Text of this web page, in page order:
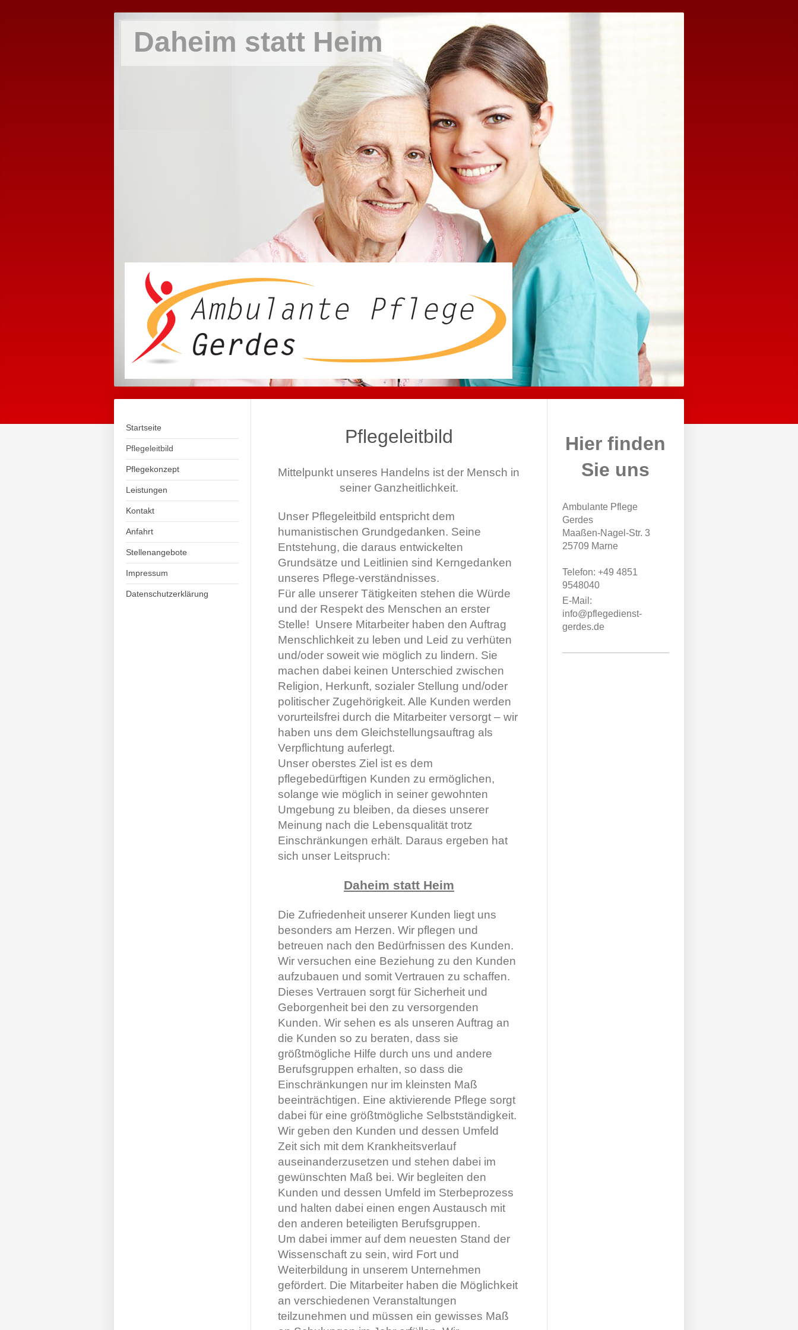
Daheim statt Heim
Startseite
Pflegeleitbild
Pflegekonzept
Leistungen
Kontakt
Anfahrt
Stellenangebote
Impressum
Datenschutzerklärung
Pflegeleitbild
Mittelpunkt unseres Handelns ist der Mensch in
seiner Ganzheitlichkeit.
Unser Pflegeleitbild entspricht dem
humanistischen Grundgedanken. Seine
Entstehung, die daraus entwickelten
Grundsätze und Leitlinien sind Kerngedanken
unseres Pflege-verständnisses.
Für alle unserer Tätigkeiten stehen die Würde
und der Respekt des Menschen an erster
Stelle! Unsere Mitarbeiter haben den Auftrag
Menschlichkeit zu leben und Leid zu verhüten
und/oder soweit wie möglich zu lindern. Sie
machen dabei keinen Unterschied zwischen
Religion, Herkunft, sozialer Stellung und/oder
politischer Zugehörigkeit. Alle Kunden werden
vorurteilsfrei durch die Mitarbeiter versorgt – wir
haben uns dem Gleichstellungsauftrag als
Verpflichtung auferlegt.
Unser oberstes Ziel ist es dem
pflegebedürftigen Kunden zu ermöglichen,
solange wie möglich in seiner gewohnten
Umgebung zu bleiben, da dieses unserer
Meinung nach die Lebensqualität trotz
Einschränkungen erhält. Daraus ergeben hat
sich unser Leitspruch:
Daheim statt Heim
Die Zufriedenheit unserer Kunden liegt uns
besonders am Herzen. Wir pflegen und
betreuen nach den Bedürfnissen des Kunden.
Wir versuchen eine Beziehung zu den Kunden
aufzubauen und somit Vertrauen zu schaffen.
Dieses Vertrauen sorgt für Sicherheit und
Geborgenheit bei den zu versorgenden
Kunden. Wir sehen es als unseren Auftrag an
die Kunden so zu beraten, dass sie
größtmögliche Hilfe durch uns und andere
Berufsgruppen erhalten, so dass die
Einschränkungen nur im kleinsten Maß
beeinträchtigen. Eine aktivierende Pflege sorgt
dabei für eine größtmögliche Selbstständigkeit.
Wir geben den Kunden und dessen Umfeld
Zeit sich mit dem Krankheitsverlauf
auseinanderzusetzen und stehen dabei im
gewünschten Maß bei. Wir begleiten den
Kunden und dessen Umfeld im Sterbeprozess
und halten dabei einen engen Austausch mit
den anderen beteiligten Berufsgruppen.
Um dabei immer auf dem neuesten Stand der
Wissenschaft zu sein, wird Fort und
Weiterbildung in unserem Unternehmen
gefördert. Die Mitarbeiter haben die Möglichkeit
an verschiedenen Veranstaltungen
teilzunehmen und müssen ein gewisses Maß
Hier finden
Sie uns
Ambulante Pflege
Gerdes
Maaßen-Nagel-Str. 3
25709 Marne
Telefon: +49 4851
9548040
E-Mail:
info@pflegedienst-
gerdes.de